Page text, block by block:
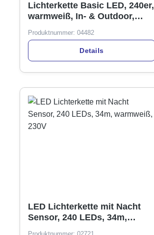
Lichterkette Basic LED, 240er,
warmweiß, In- & Outdoor,
Produktnummer: 04482
Details
LED Lichterkette mit Nacht
Sensor, 240 LEDs, 34m,